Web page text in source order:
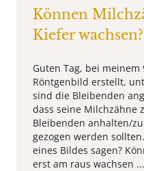
Können
Kiefer wachsen?
Guten Tag, bei
Röntgenbild erstellt,
sind die Bleibenden
dass seine Milchzähne
Bleibenden anhalten/
gezogen werden
eines Bildes sagen?
erst am raus wachsen ...